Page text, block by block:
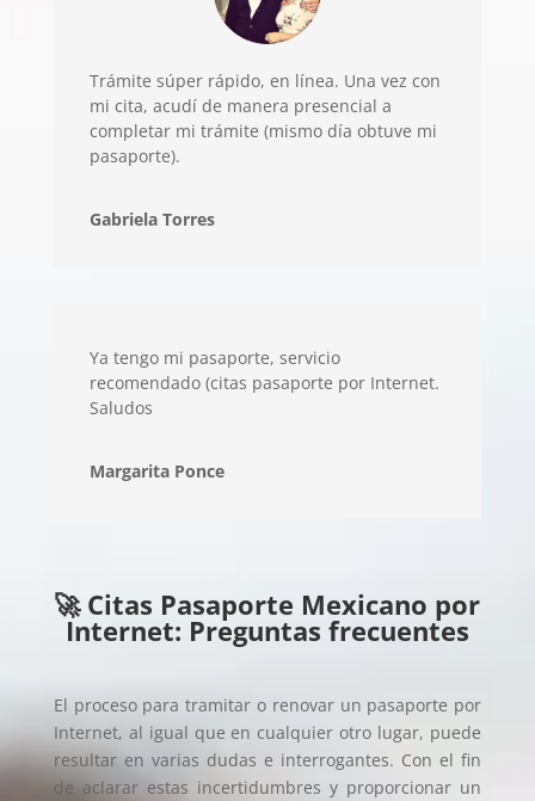
Trámite súper rápido, en línea. Una vez con
mi cita, acudí de manera presencial a
completar mi trámite (mismo día obtuve mi
pasaporte).
Gabriela Torres
Ya tengo mi pasaporte, servicio
recomendado (citas pasaporte por Internet.
Saludos
Margarita Ponce
🚀 Citas Pasaporte Mexicano por
Internet: Preguntas frecuentes
El proceso para tramitar o renovar un pasaporte por
Internet, al igual que en cualquier otro lugar, puede
resultar en varias dudas e interrogantes. Con el fin
de aclarar estas incertidumbres y proporcionar un